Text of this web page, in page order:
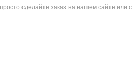
сделайте заказ на нашем сайте